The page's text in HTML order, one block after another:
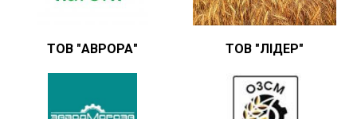
ТОВ "АВРОРА" ТОВ "ЛІДЕР"